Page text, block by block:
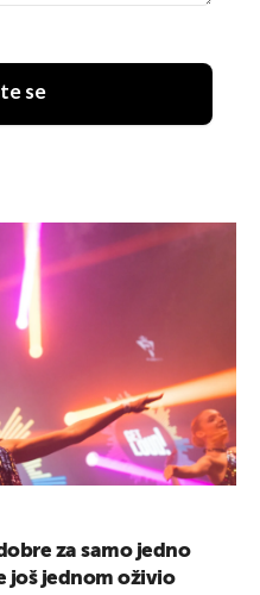
se
za samo jedno
još jednom oživio